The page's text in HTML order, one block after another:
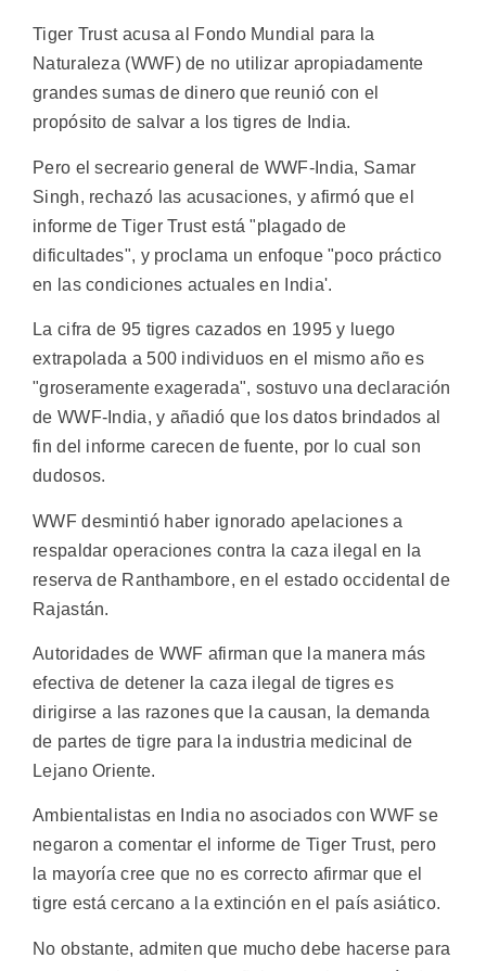
Tiger Trust acusa al Fondo Mundial para la
Naturaleza (WWF) de no utilizar apropiadamente
grandes sumas de dinero que reunió con el
propósito de salvar a los tigres de India.
Pero el secreario general de WWF-India, Samar
Singh, rechazó las acusaciones, y afirmó que el
informe de Tiger Trust está "plagado de
dificultades", y proclama un enfoque "poco práctico
en las condiciones actuales en India'.
La cifra de 95 tigres cazados en 1995 y luego
extrapolada a 500 individuos en el mismo año es
"groseramente exagerada", sostuvo una declaración
de WWF-India, y añadió que los datos brindados al
fin del informe carecen de fuente, por lo cual son
dudosos.
WWF desmintió haber ignorado apelaciones a
respaldar operaciones contra la caza ilegal en la
reserva de Ranthambore, en el estado occidental de
Rajastán.
Autoridades de WWF afirman que la manera más
efectiva de detener la caza ilegal de tigres es
dirigirse a las razones que la causan, la demanda
de partes de tigre para la industria medicinal de
Lejano Oriente.
Ambientalistas en India no asociados con WWF se
negaron a comentar el informe de Tiger Trust, pero
la mayoría cree que no es correcto afirmar que el
tigre está cercano a la extinción en el país asiático.
No obstante, admiten que mucho debe hacerse para